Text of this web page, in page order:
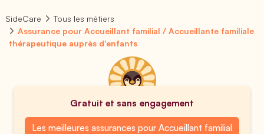
SideCare
Tous les métiers
Assurance pour Accueillant familial / Accueillante familiale
thérapeutique auprès d'enfants
Gratuit et sans engagement
Les meilleures assurances pour Accueillant familial